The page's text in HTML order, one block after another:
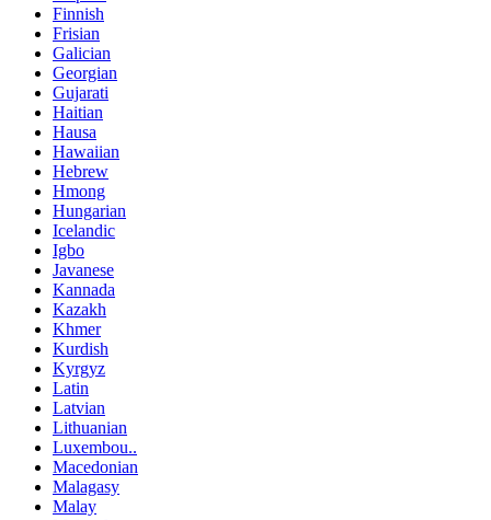
Finnish
Frisian
Galician
Georgian
Gujarati
Haitian
Hausa
Hawaiian
Hebrew
Hmong
Hungarian
Icelandic
Igbo
Javanese
Kannada
Kazakh
Khmer
Kurdish
Kyrgyz
Latin
Latvian
Lithuanian
Luxembou..
Macedonian
Malagasy
Malay